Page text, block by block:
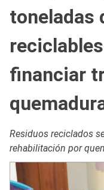
toneladas
financiar
Residuos reciclados
rehabilitación por